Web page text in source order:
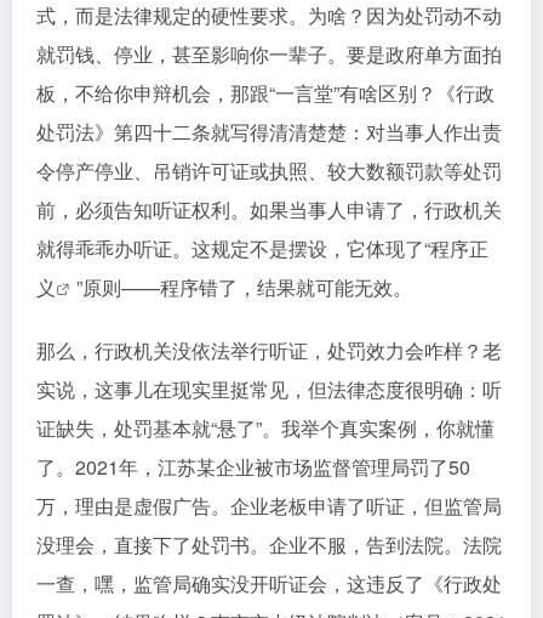
式，而是法律规定的硬性要求。为啥？因为处罚动不动
就罚钱、停业，甚至影响你一辈子。要是政府单方面拍
板，不给你申辩机会，那跟“一言堂”有啥区别？《行政
处罚法》第四十二条就写得清清楚楚：对当事人作出责
令停产停业、吊销许可证或执照、较大数额罚款等处罚
前，必须告知听证权利。如果当事人申请了，行政机关
就得乖乖办听证。这规定不是摆设，它体现了“程序正
义
”原则——程序错了，结果就可能无效。
那么，行政机关没依法举行听证，处罚效力会咋样？老
实说，这事儿在现实里挺常见，但法律态度很明确：听
证缺失，处罚基本就“悬了”。我举个真实案例，你就懂
了。2021年，江苏某企业被市场监督管理局罚了50
万，理由是虚假广告。企业老板申请了听证，但监管局
没理会，直接下了处罚书。企业不服，告到法院。法院
一查，嘿，监管局确实没开听证会，这违反了《行政处